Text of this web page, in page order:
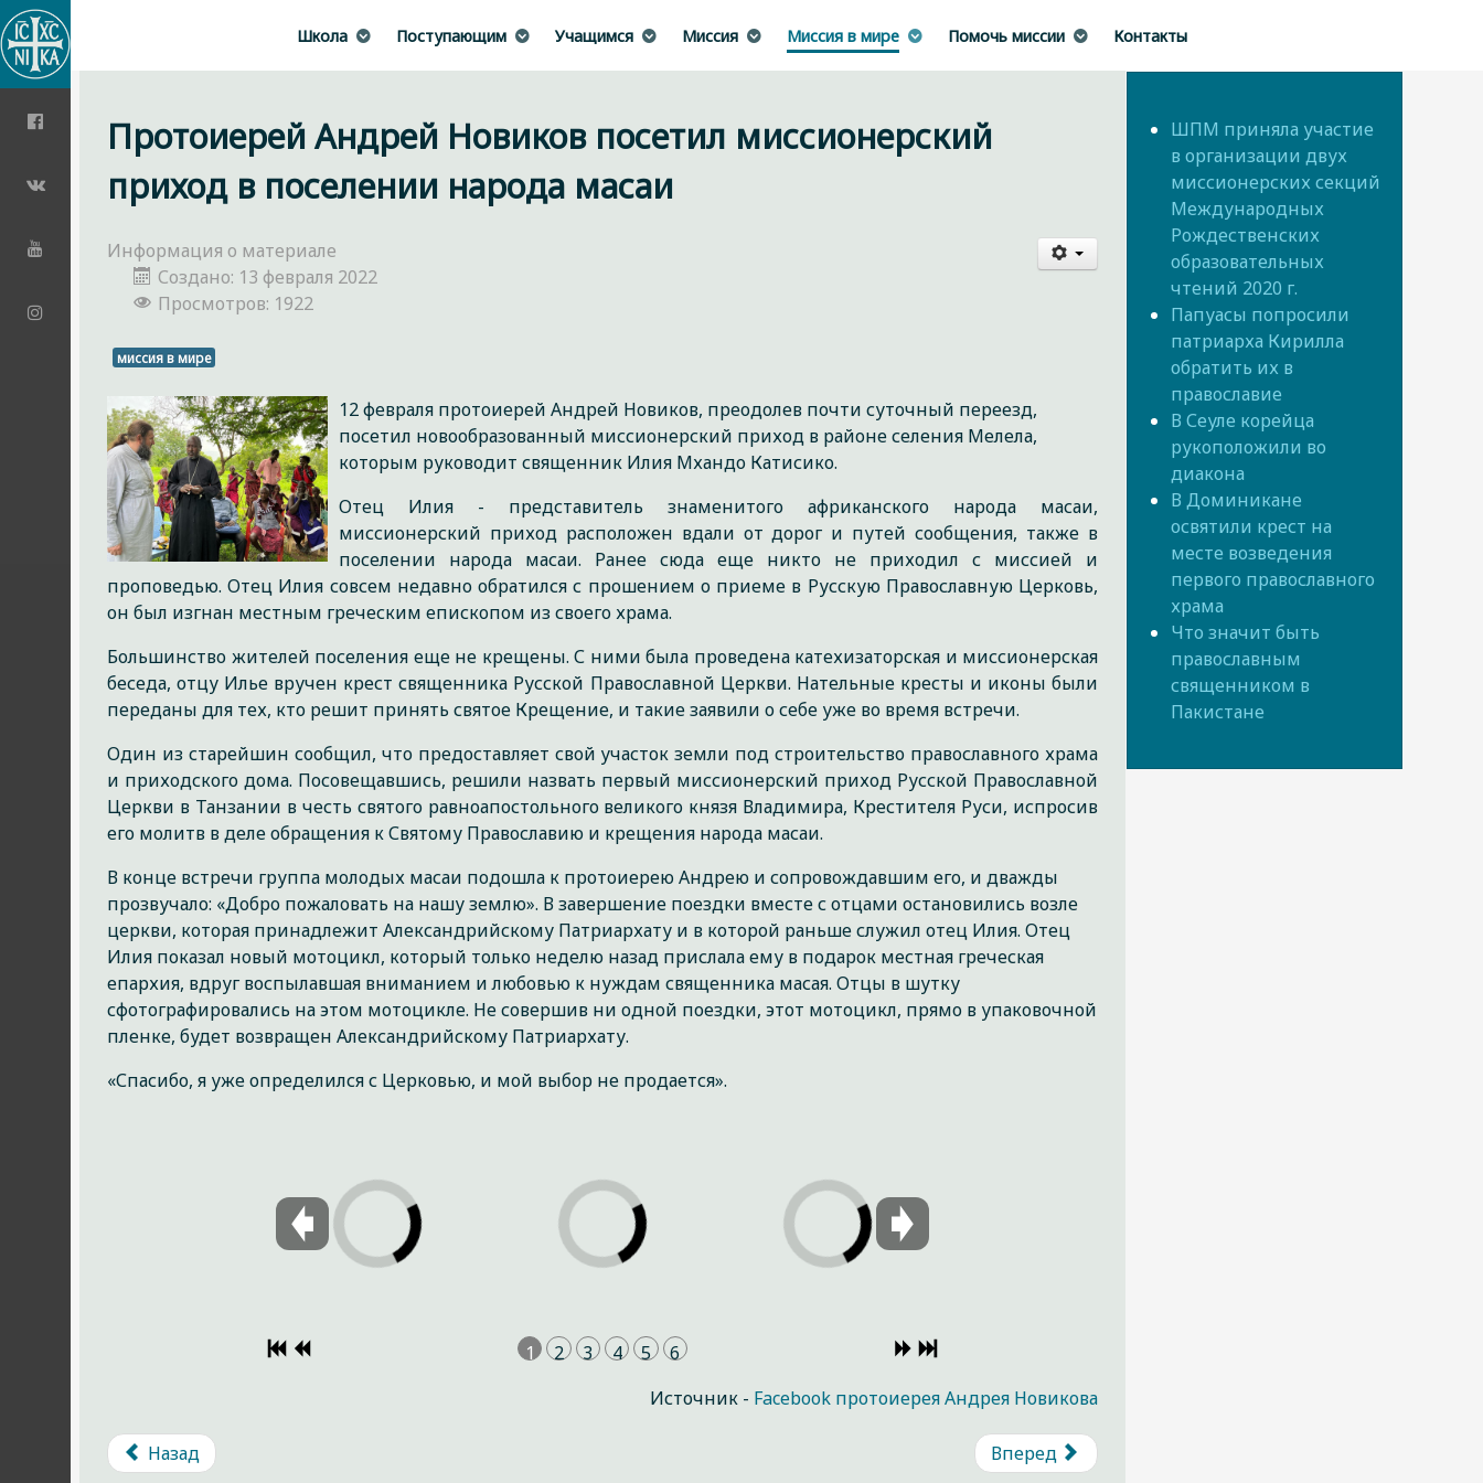
Школа Поступающим Учащимся Миссия Миссия в мире Помочь миссии Контакты
Протоиерей Андрей Новиков посетил миссионерский
приход в поселении народа масаи
Информация о материале
Создано: 13 февраля 2022
Просмотров: 1922
миссия в мире
12 февраля протоиерей Андрей Новиков, преодолев почти суточный переезд,
посетил новообразованный миссионерский приход в районе селения Мелела,
которым руководит священник Илия Мхандо Катисико.
Отец Илия - представитель знаменитого африканского народа масаи,
миссионерский приход расположен вдали от дорог и путей сообщения, также в
поселении народа масаи. Ранее сюда еще никто не приходил с миссией и
проповедью. Отец Илия совсем недавно обратился с прошением о приеме в Русскую Православную Церковь,
он был изгнан местным греческим епископом из своего храма.
Большинство жителей поселения еще не крещены. С ними была проведена катехизаторская и миссионерская
беседа, отцу Илье вручен крест священника Русской Православной Церкви. Нательные кресты и иконы были
переданы для тех, кто решит принять святое Крещение, и такие заявили о себе уже во время встречи.
Один из старейшин сообщил, что предоставляет свой участок земли под строительство православного храма
и приходского дома. Посовещавшись, решили назвать первый миссионерский приход Русской Православной
Церкви в Танзании в честь святого равноапостольного великого князя Владимира, Крестителя Руси, испросив
его молитв в деле обращения к Святому Православию и крещения народа масаи.
В конце встречи группа молодых масаи подошла к протоиерею Андрею и сопровождавшим его, и дважды
прозвучало: «Добро пожаловать на нашу землю». В завершение поездки вместе с отцами остановились возле
церкви, которая принадлежит Александрийскому Патриархату и в которой раньше служил отец Илия. Отец
Илия показал новый мотоцикл, который только неделю назад прислала ему в подарок местная греческая
епархия, вдруг воспылавшая вниманием и любовью к нуждам священника масая. Отцы в шутку
сфотографировались на этом мотоцикле. Не совершив ни одной поездки, этот мотоцикл, прямо в упаковочной
пленке, будет возвращен Александрийскому Патриархату.
«Спасибо, я уже определился с Церковью, и мой выбор не продается».
1 2 3 4 5
6
Источник - Facebook протоиерея Андрея Новикова
Назад Вперед
ШПМ приняла участие
в организации двух
миссионерских секций
Международных
Рождественских
образовательных
чтений 2020 г.
Папуасы попросили
патриарха Кирилла
обратить их в
православие
В Сеуле корейца
рукоположили во
диакона
В Доминикане
освятили крест на
месте возведения
первого православного
храма
Что значит быть
православным
священником в
Пакистане